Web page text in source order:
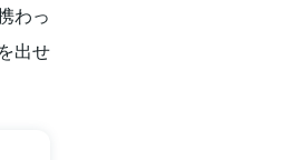
わっ
出せ